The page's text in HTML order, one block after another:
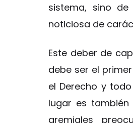
sistema, sino
noticiosa de
Este deber de
debe ser el
el Derecho y
lugar es
gremiales